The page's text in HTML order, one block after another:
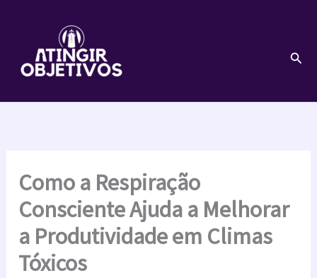
conteúdo
Como a Respiração
Consciente Ajuda a Melhorar
a Produtividade em Climas
Tóxicos